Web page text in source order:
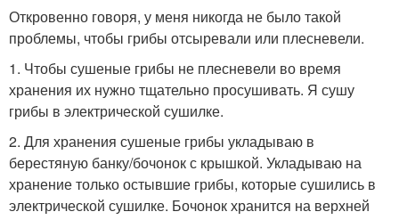
Откровенно говоря, у меня никогда не было такой
проблемы, чтобы грибы отсыревали или плесневели.
1. Чтобы сушеные грибы не плесневели во время
хранения их нужно тщательно просушивать. Я сушу
грибы в электрической сушилке.
2. Для хранения сушеные грибы укладываю в
берестяную банку/бочонок с крышкой. Укладываю на
хранение только остывшие грибы, которые сушились в
электрической сушилке. Бочонок хранится на верхней